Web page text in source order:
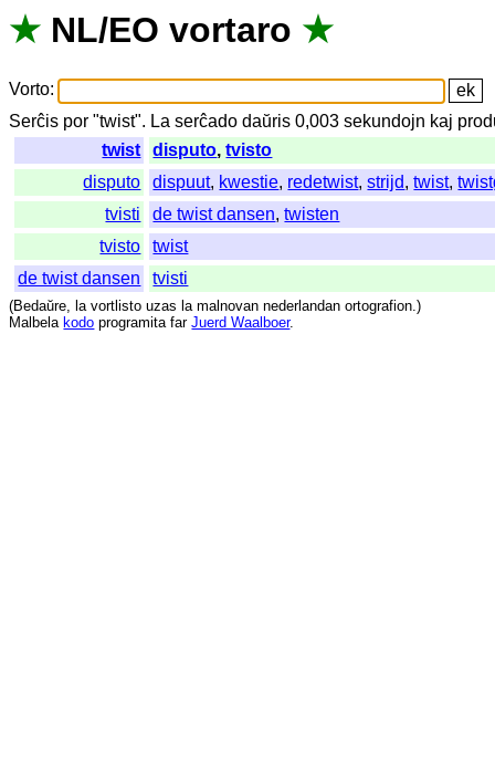
★ NL/EO vortaro ★
Vorto:
Serĉis por "twist". La serĉado daŭris 0,003sekundojn kaj
twist
disputo,tvisto
disputo
dispuut, kwestie, redetwist,strijd,twist,
tvisti
de twist dansen,twisten
tvisto
twist
de twist dansen
tvisti
(Bedaŭre, la vortlisto uzas la malnovan nederlandan ortografion.)
Malbela kodo programita far Juerd Waalboer.